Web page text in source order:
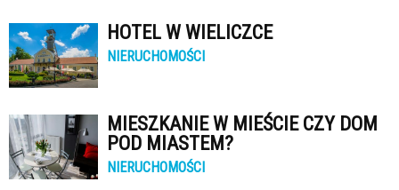
HOTEL W WIELICZCE
NIERUCHOMOŚCI
MIESZKANIE W MIEŚCIE CZY DOM
POD MIASTEM?
NIERUCHOMOŚCI